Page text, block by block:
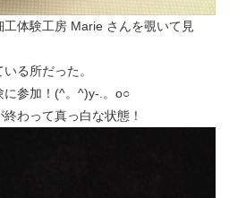
体験工房 Marie さんを覗いて見
る所だった。
に参加！(^。^)y-.。o○
わって真っ白な状態！